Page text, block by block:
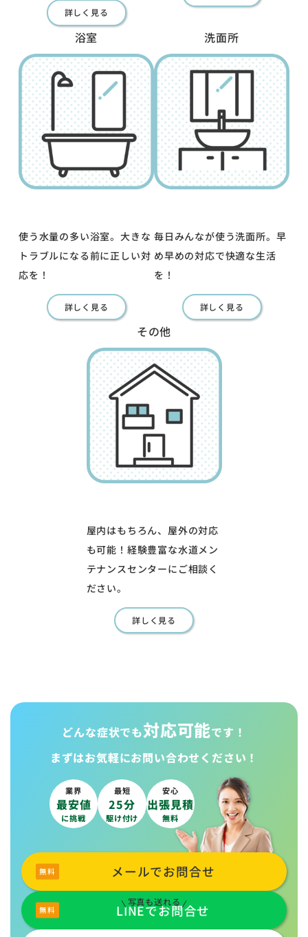
詳しく見る
浴室
使う水量の多い浴室。大きな
トラブルになる前に正しい対
応を！
詳しく見る
洗面所
毎日みんなが使う洗面所。早
め早めの対応で快適な生活
を！
詳しく見る
その他
屋内はもちろん、屋外の対応
も可能！経験豊富な水道メン
テナンスセンターにご相談く
ださい。
詳しく見る
どんな症状でも対応可能です！
まずはお気軽にお問い合わせください！
業界
最安値
に挑戦
最短
25分
駆け付け
安心
出張見積
無料
メールでお問合せ
写真も送れる
LINEでお問合せ